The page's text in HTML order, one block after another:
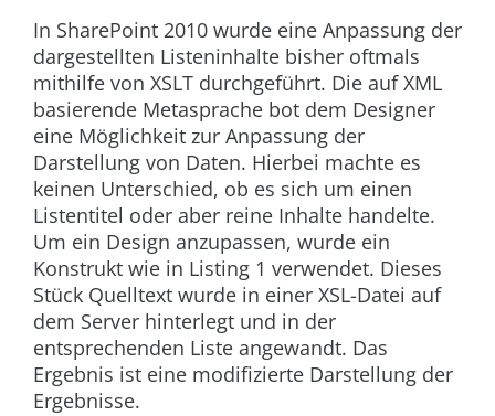
In SharePoint 2010 wurde eine Anpassung der
dargestellten Listeninhalte bisher oftmals
mithilfe von XSLT durchgeführt. Die auf XML
basierende Metasprache bot dem Designer
eine Möglichkeit zur Anpassung der
Darstellung von Daten. Hierbei machte es
keinen Unterschied, ob es sich um einen
Listentitel oder aber reine Inhalte handelte.
Um ein Design anzupassen, wurde ein
Konstrukt wie in Listing 1 verwendet. Dieses
Stück Quelltext wurde in einer XSL-Datei auf
dem Server hinterlegt und in der
entsprechenden Liste angewandt. Das
Ergebnis ist eine modifizierte Darstellung der
Ergebnisse.